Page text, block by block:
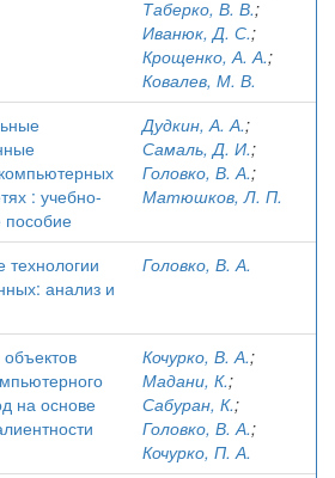
Таберко, В. В.;
Иванюк, Д. С.;
Крощенко, А. А.;
Ковалев, М. В.
: учебно-
пособие
Дудкин, А. А.;
Самаль, Д. И.;
Головко, В. А.;
Матюшков, Л. П.
технологии
анализ и
Головко, В. А.
на основе
Кочурко, В. А.;
Мадани, К.;
Сабуран, К.;
Головко, В. А.;
Кочурко, П. А.